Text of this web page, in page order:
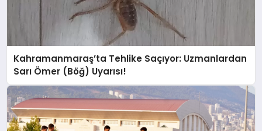
Kahramanmaraş’ta Tehlike Saçıyor: Uzmanlardan
Sarı Ömer (Böğ) Uyarısı!